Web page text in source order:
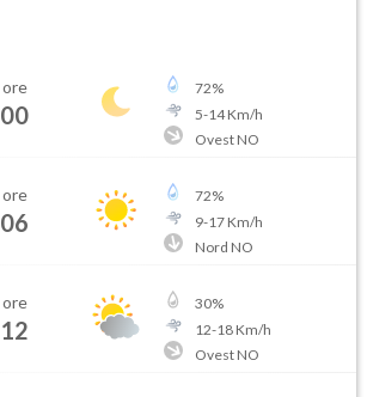
ore
00
72%
5-14Km/h
Ovest NO
ore
06
72%
9-17Km/h
Nord NO
ore
12
30%
12-18Km/h
Ovest NO